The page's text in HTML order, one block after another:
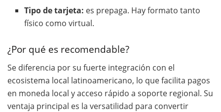
Tipo de tarjeta: es prepaga. Hay formato tanto
físico como virtual.
¿Por qué es recomendable?
Se diferencia por su fuerte integración con el
ecosistema local latinoamericano, lo que facilita pagos
en moneda local y acceso rápido a soporte regional. Su
ventaja principal es la versatilidad para convertir